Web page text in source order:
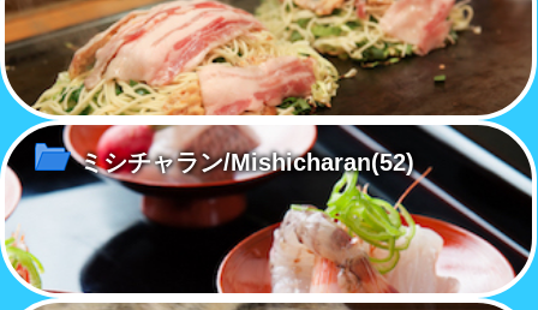
ミシチャラン/Mishicharan(52)